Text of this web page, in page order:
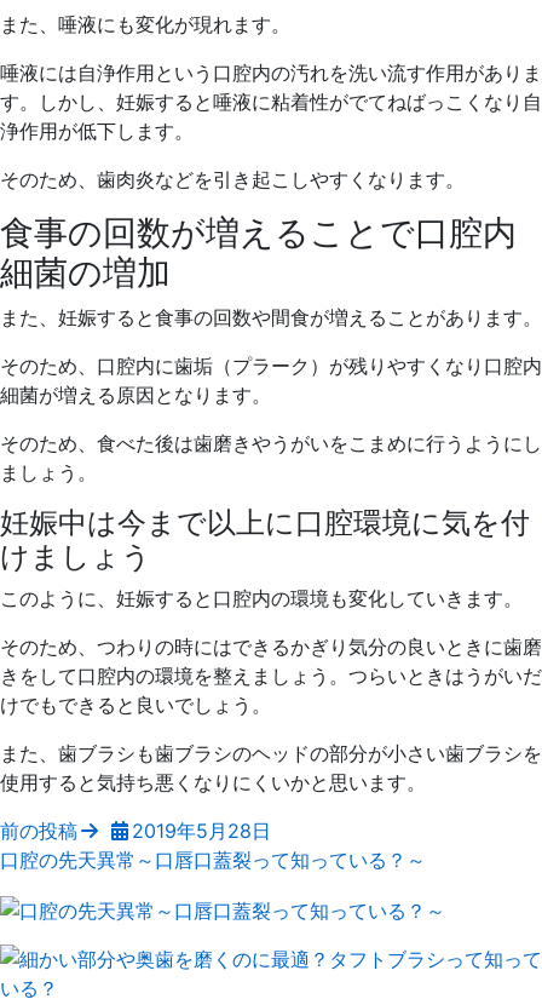
また、唾液にも変化が現れます。
唾液には自浄作用という口腔内の汚れを洗い流す作用がありま
す。しかし、妊娠すると唾液に粘着性がでてねばっこくなり自
浄作用が低下します。
そのため、歯肉炎などを引き起こしやすくなります。
食事の回数が増えることで口腔内
細菌の増加
また、妊娠すると食事の回数や間食が増えることがあります。
そのため、口腔内に歯垢（プラーク）が残りやすくなり口腔内
細菌が増える原因となります。
そのため、食べた後は歯磨きやうがいをこまめに行うようにし
ましょう。
妊娠中は今まで以上に口腔環境に気を付
けましょう
このように、妊娠すると口腔内の環境も変化していきます。
そのため、つわりの時にはできるかぎり気分の良いときに歯磨
きをして口腔内の環境を整えましょう。つらいときはうがいだ
けでもできると良いでしょう。
また、歯ブラシも歯ブラシのヘッドの部分が小さい歯ブラシを
使用すると気持ち悪くなりにくいかと思います。
前の投稿
2019年5月28日
口腔の先天異常～口唇口蓋裂って知っている？～